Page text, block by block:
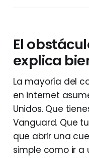
El
explica
La mayoría del
en internet
Unidos. Que
Vanguard. Que
que abrir una
simple como ir a